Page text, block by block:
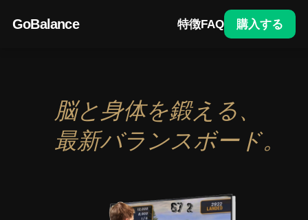
GoBalance 特徴FAQ 購入する
脳と身体を鍛える、
最新バランスボード。